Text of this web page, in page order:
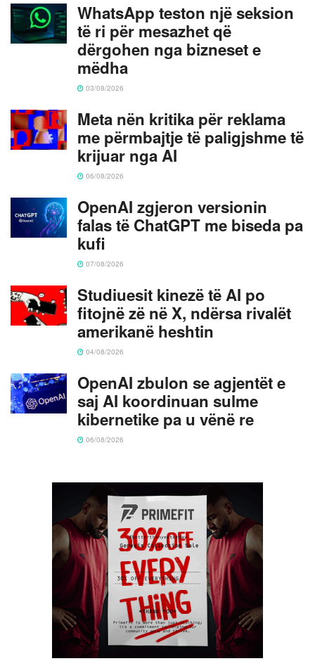
WhatsApp teston një seksion
të ri për mesazhet që
dërgohen nga bizneset e
mëdha
03/08/2026
Meta nën kritika për reklama
me përmbajtje të paligjshme të
krijuar nga AI
06/08/2026
OpenAI zgjeron versionin
falas të ChatGPT me biseda pa
kufi
07/08/2026
Studiuesit kinezë të AI po
fitojnë zë në X, ndërsa rivalët
amerikanë heshtin
04/08/2026
OpenAI zbulon se agjentët e
saj AI koordinuan sulme
kibernetike pa u vënë re
06/08/2026